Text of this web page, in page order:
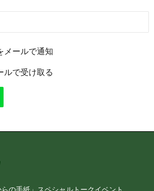
メールで通知
ルで受け取る